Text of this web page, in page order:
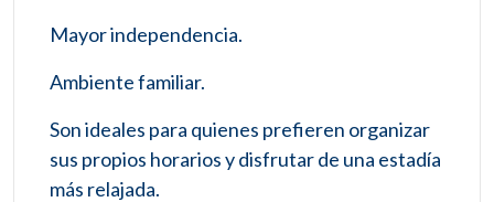
Mayor independencia.
Ambiente familiar.
Son ideales para quienes prefieren organizar
sus propios horarios y disfrutar de una estadía
más relajada.